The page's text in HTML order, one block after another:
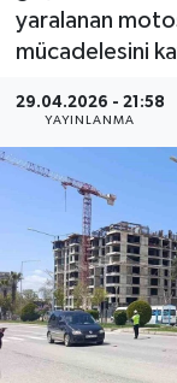
yaralanan
mücadelesini
29.04.2026 - 21:58
YAYINLANMA